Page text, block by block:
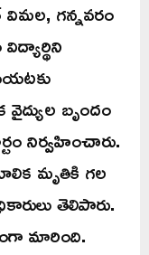
గన్నవరం
వైద్యుల బృందం
నిర్వహించారు.
మృతికి గల
తెలిపారు.
మారింది.